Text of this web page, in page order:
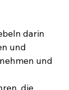
darin
und
und
die